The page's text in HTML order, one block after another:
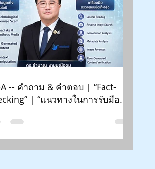
-- คำถาม & คำตอบ | “Fact-
| “แนวทางในการรับมือ
ลเท็จทางเทคโนโลยี ...” | Siam-
Nexus 2026| ดร.ชํานาญ
มณีอุดม | กองทุนพัฒนาสื่อฯ